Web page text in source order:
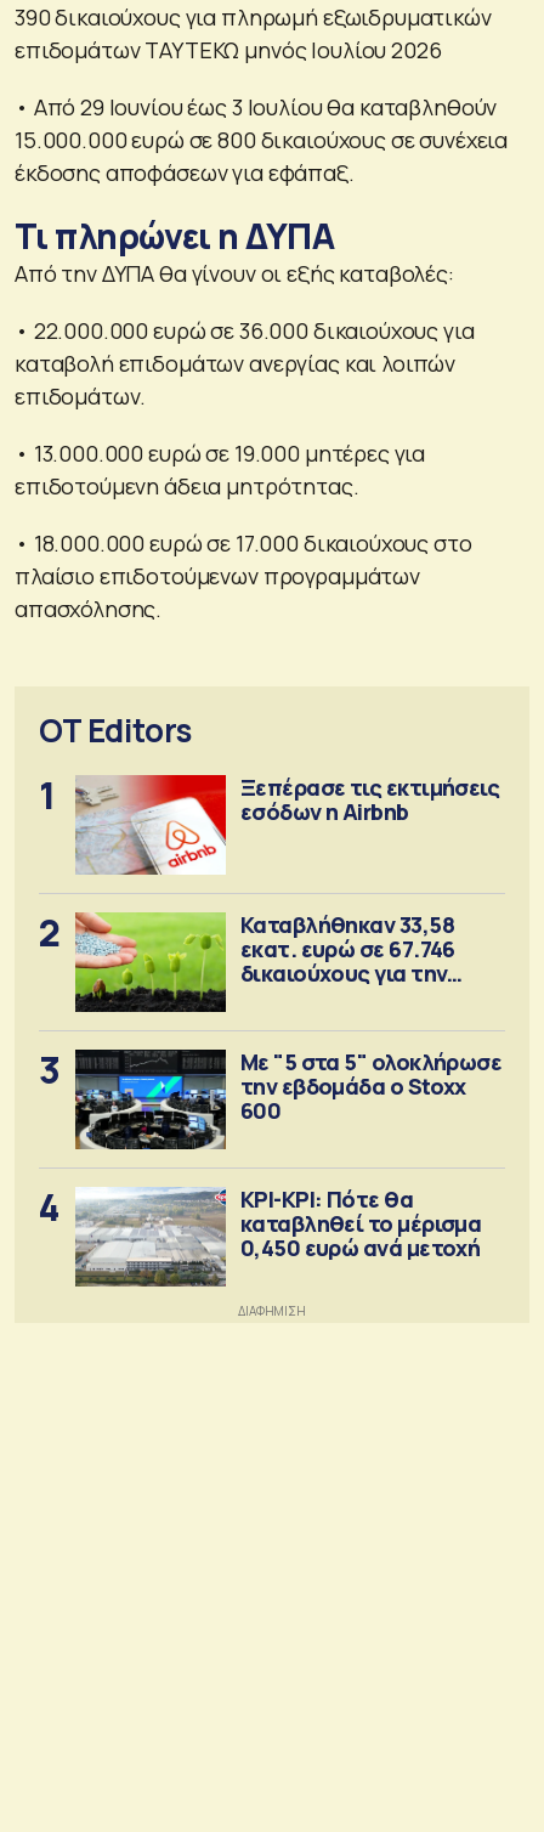
390 δικαιούχους για πληρωμή εξωιδρυματικών
επιδομάτων ΤΑΥΤΕΚΩ μηνός Ιουλίου 2026
• Από 29 Ιουνίου έως 3 Ιουλίου θα καταβληθούν
15.000.000 ευρώ σε 800 δικαιούχους σε συνέχεια
έκδοσης αποφάσεων για εφάπαξ.
Τι πληρώνει η ΔΥΠΑ
Από την ΔΥΠΑ θα γίνουν οι εξής καταβολές:
• 22.000.000 ευρώ σε 36.000 δικαιούχους για
καταβολή επιδομάτων ανεργίας και λοιπών
επιδομάτων.
• 13.000.000 ευρώ σε 19.000 μητέρες για
επιδοτούμενη άδεια μητρότητας.
• 18.000.000 ευρώ σε 17.000 δικαιούχους στο
πλαίσιο επιδοτούμενων προγραμμάτων
απασχόλησης.
OT Editors
1
Ξεπέρασε τις εκτιμήσεις
εσόδων η Airbnb
2
Καταβλήθηκαν 33,58
εκατ. ευρώ σε 67.746
δικαιούχους για την
3
Με "5 στα 5" ολοκλήρωσε
την εβδομάδα ο Stoxx
600
4
ΚΡΙ-ΚΡΙ: Πότε θα
καταβληθεί το μέρισμα
0,450 ευρώ ανά μετοχή